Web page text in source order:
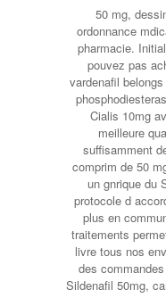
50 mg,
ordonnance
pharmacie.
pouvez pas
vardenafil
Cialis 10mg
meilleure
suffisamment
comprim de 50
un gnrique du
protocole d
plus en
traitements
livre tous nos
des
Sildenafil 50mg,